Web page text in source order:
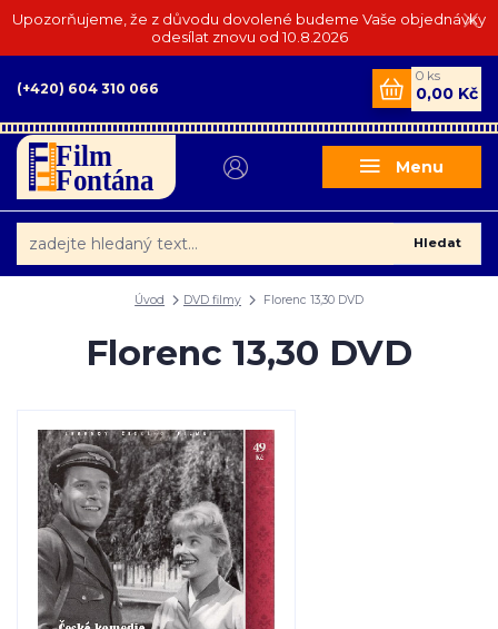
Upozorňujeme, že z důvodu dovolené budeme Vaše objednávky
odesílat znovu od 10.8.2026
Menu
Hledat
(+420) 604 310 066
0 ks
0,00 Kč
Úvod DVD filmy Florenc 13,30 DVD
Florenc 13,30 DVD